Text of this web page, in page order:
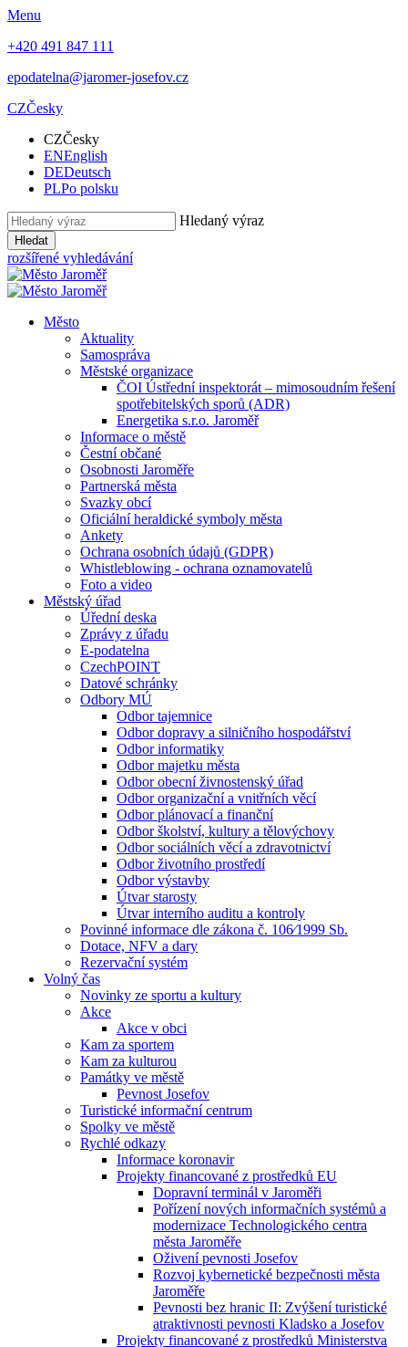
Menu
+420 491 847 111
epodatelna@jaromer-josefov.cz
CZČesky
CZČesky
ENEnglish
DEDeutsch
PLPo polsku
Hledaný výraz
Hledat
rozšířené vyhledávání
Město
Aktuality
Samospráva
Městské organizace
ČOI Ústřední inspektorát – mimosoudním řešení
spotřebitelských sporů (ADR)
Energetika s.r.o. Jaroměř
Informace o městě
Čestní občané
Osobnosti Jaroměře
Partnerská města
Svazky obcí
Oficiální heraldické symboly města
Ankety
Ochrana osobních údajů (GDPR)
Whistleblowing - ochrana oznamovatelů
Foto a video
Městský úřad
Úřední deska
Zprávy z úřadu
E-podatelna
CzechPOINT
Datové schránky
Odbory MÚ
Odbor tajemnice
Odbor dopravy a silničního hospodářství
Odbor informatiky
Odbor majetku města
Odbor obecní živnostenský úřad
Odbor organizační a vnitřních věcí
Odbor plánovací a finanční
Odbor školství, kultury a tělovýchovy
Odbor sociálních věcí a zdravotnictví
Odbor životního prostředí
Odbor výstavby
Útvar starosty
Útvar interního auditu a kontroly
Povinné informace dle zákona č. 106⁄1999 Sb.
Dotace, NFV a dary
Rezervační systém
Volný čas
Novinky ze sportu a kultury
Akce
Akce v obci
Kam za sportem
Kam za kulturou
Památky ve městě
Pevnost Josefov
Turistické informační centrum
Spolky ve městě
Rychlé odkazy
Informace koronavir
Projekty financované z prostředků EU
Dopravní terminál v Jaroměři
Pořízení nových informačních systémů a
modernizace Technologického centra
města Jaroměře
Oživení pevnosti Josefov
Rozvoj kybernetické bezpečnosti města
Jaroměře
Pevnosti bez hranic II: Zvýšení turistické
atraktivnosti pevnosti Kladsko a Josefov
Projekty financované z prostředků Ministerstva